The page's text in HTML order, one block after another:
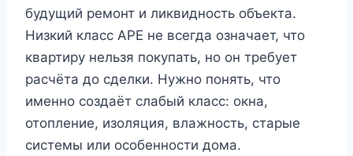
будущий ремонт и ликвидность объекта.
Низкий класс APE не всегда означает, что
квартиру нельзя покупать, но он требует
расчёта до сделки. Нужно понять, что
именно создаёт слабый класс: окна,
отопление, изоляция, влажность, старые
системы или особенности дома.